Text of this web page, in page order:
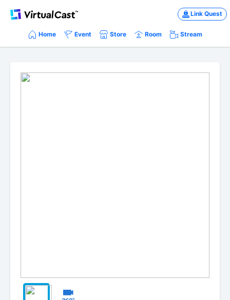
Link Quest
Home Event Store Room Stream